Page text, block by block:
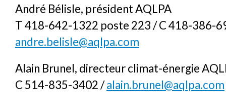
André Bélisle, président AQLPA
T 418-642-1322 poste 223 / C 418-386-
andre.belisle@aqlpa.com
Alain Brunel, directeur climat-énergie
C 514-835-3402 /alain.brunel@aqlpa.com